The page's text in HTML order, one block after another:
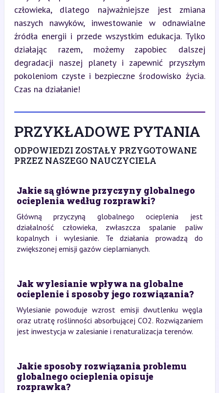
człowieka, dlatego najważniejsze jest zmiana
naszych nawyków, inwestowanie w odnawialne
źródła energii i przede wszystkim edukacja. Tylko
działając razem, możemy zapobiec dalszej
degradacji naszej planety i zapewnić przyszłym
pokoleniom czyste i bezpieczne środowisko życia.
Czas na działanie!
PRZYKŁADOWE PYTANIA
ODPOWIEDZI ZOSTAŁY PRZYGOTOWANE
PRZEZ NASZEGO NAUCZYCIELA
Jakie są główne przyczyny globalnego
ocieplenia według rozprawki?
Główną przyczyną globalnego ocieplenia jest
działalność człowieka, zwłaszcza spalanie paliw
kopalnych i wylesianie. Te działania prowadzą do
zwiększonej emisji gazów cieplarnianych.
Jak wylesianie wpływa na globalne
ocieplenie i sposoby jego rozwiązania?
Wylesianie powoduje wzrost emisji dwutlenku węgla
oraz utratę roślinności absorbującej CO2. Rozwiązaniem
jest inwestycja w zalesianie i renaturalizacja terenów.
Jakie sposoby rozwiązania problemu
globalnego ocieplenia opisuje
rozprawka?